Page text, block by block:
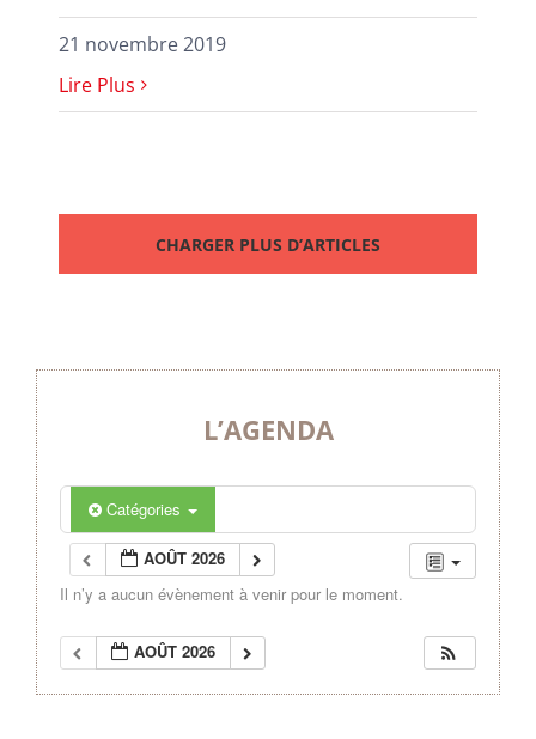
21 novembre 2019
Lire Plus
CHARGER PLUS D’ARTICLES
L’AGENDA
Catégories
AOÛT 2026
Il n’y a aucun évènement à venir pour le moment.
AOÛT 2026